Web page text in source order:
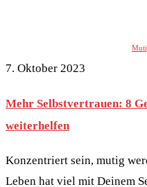
7. Oktober 2023
Mehr Selbstvertrauen: 8
weiterhelfen
Konzentriert sein, mutig
Leben hat viel mit Deinem